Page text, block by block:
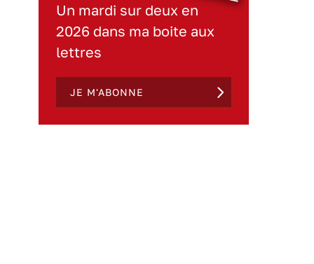
Un mardi sur deux en
2026 dans ma boite aux
lettres
JE M'ABONNE